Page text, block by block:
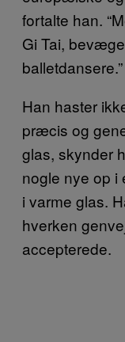
fortalte han.
Gi Tai,
balletdansere.”
Han haster
præcis og
glas, skynder
nogle nye op i
i varme glas.
hverken
accepterede.